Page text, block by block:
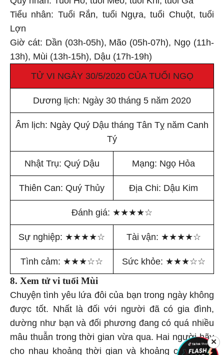
Tiểu nhân: Tuổi Rắn, tuổi Ngựa, tuổi Chuột, tuổi
Lợn
Giờ cát: Dần (03h-05h), Mão (05h-07h), Ngọ (11h-
13h), Mùi (13h-15h), Dậu (17h-19h)
TỬ VI NGÀY 30/5/2020 CỦA TUỔI NGỌ
Dương lịch: Ngày 30 tháng 5 năm 2020
Âm lịch: Ngày Quý Dậu tháng Tân Tỵ năm Canh
Tý
Nhật Trụ: Quý Dậu Mạng: Ngọ Hỏa
Thiên Can: Quý Thủy Địa Chi: Dậu Kim
Đánh giá: ★★★★☆
Sự nghiệp: ★★★★☆ Tài vận: ★★★★☆
Tình cảm: ★★★☆☆ Sức khỏe: ★★★☆☆
8. Xem tử vi tuổi Mùi
Chuyện tình yêu lứa đôi của bạn trong ngày không
được tốt. Nhất là đối với người đã có gia đình,
dường như bạn và đối phương đang có quá nhiều
mâu thuẫn trong thời gian vừa qua. Hai người hãy
cho nhau khoảng thời gian và khoảng cách nhất
✕